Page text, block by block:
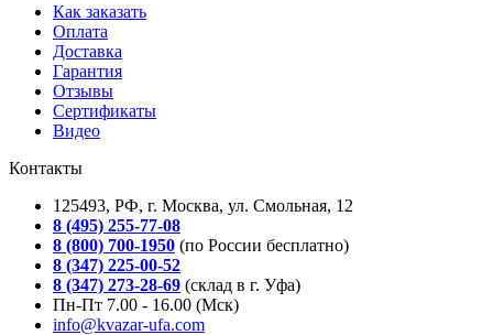
Как заказать
Оплата
Доставка
Гарантия
Отзывы
Сертификаты
Видео
Контакты
125493, РФ, г. Москва, ул. Смольная, 12
8 (495) 255-77-08
8 (800) 700-1950 (по России бесплатно)
8 (347) 225-00-52
8 (347) 273-28-69 (склад в г. Уфа)
Пн-Пт 7.00 - 16.00 (Мск)
info@kvazar-ufa.com